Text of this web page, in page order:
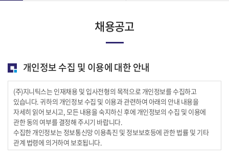
채용공고
개인정보 수집 및 이용에 대한 안내
(주)지니틱스는 인재채용 및 입사전형의 목적으로 개인정보를 수집하고
있습니다. 귀하의 개인정보 수집 및 이용과 관련하여 아래의 안내 내용을
자세히 읽어 보시고, 모든 내용을 숙지하신 후에 개인정보의 수집 및 이용에
관한 동의 여부를 결정해 주시기 바랍니다.
수집한 개인정보는 정보통신망 이용촉진 및 정보보호등에 관한 법률 및 기타
관계 법령에 의거하여 보호됩니다.